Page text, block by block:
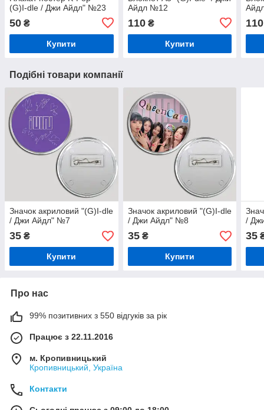
(G)I-dle / Джи Айдл" №23
50 ₴
Купити
Айдл №12
110₴
Купити
110
Подібні товари компанії
Значок акриловий "(G)I-dle
/ Джи Айдл" №7
35 ₴
Купити
Значок акриловий "(G)I-dle
/ Джи Айдл" №8
35₴
Купити
/
35
Про нас
99% позитивних з 550 відгуків за рік
Працює з 22.11.2016
м. Кропивницький
Кропивницький, Україна
Контакти